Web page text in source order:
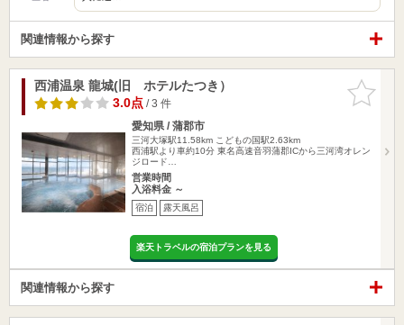
関連情報から探す
お気に入
りに追加
西浦温泉 龍城(旧 ホテルたつき）
3.0点/ 3 件
愛知県 / 蒲郡市
三河大塚駅11.58km こどもの国駅2.63km
西浦駅より車約10分 東名高速音羽蒲郡ICから三河湾オレン
ジロード…
営業時間
入浴料金 ～
宿泊 露天風呂
楽天トラベルの宿泊プランを見る
関連情報から探す